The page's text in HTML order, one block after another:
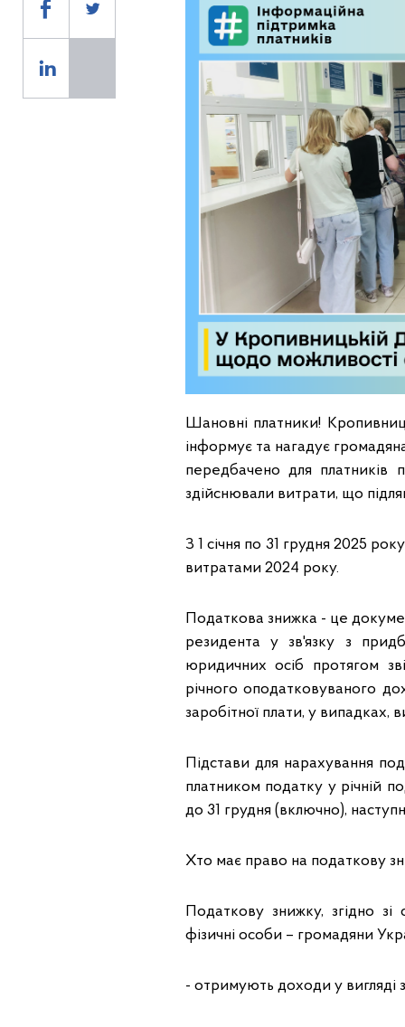
Шановні платники!
інформує та нагадує
передбачено для
здійснювали витрати, що
З 1 січня по 31 грудня 2025
витратами 2024 року.
Податкова знижка - це
резидента у зв'язку з
юридичних осіб протягом
річного оподатковуваного
заробітної плати, у
Підстави для нарахування
платником податку у річній
до 31 грудня (включно),
Хто має право на податкову
Податкову знижку, згідно
фізичні особи – громадяни
- отримують доходи у вигляді